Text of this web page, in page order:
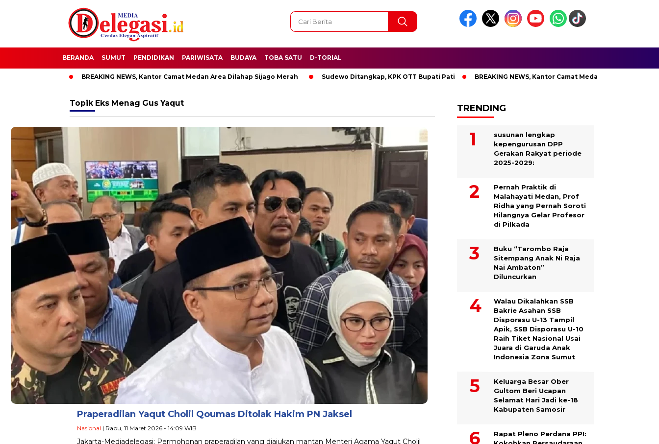
BERANDA SUMUT PENDIDIKAN PARIWISATA BUDAYA TOBA SATU D-TORIAL
BREAKING NEWS, Kantor Camat Medan Area Dilahap Sijago Merah Sudewo Ditangkap, KPK OTT Bupati Pati BREAKING NEWS, Kantor Camat Medan Area Dilahap Sijago
Topik Eks Menag Gus Yaqut
Praperadilan Yaqut Cholil Qoumas Ditolak Hakim PN Jaksel
Nasional | Rabu, 11 Maret 2026 - 14:09 WIB
Jakarta-Mediadelegasi: Permohonan praperadilan yang diajukan mantan Menteri Agama Yaqut Cholil
TRENDING
susunan lengkap
kepengurusan DPP
Gerakan Rakyat periode
2025-2029:
Pernah Praktik di
Malahayati Medan, Prof
Ridha yang Pernah Soroti
Hilangnya Gelar Profesor
di Pilkada
Buku “Tarombo Raja
Sitempang Anak Ni Raja
Nai Ambaton”
Diluncurkan
Walau Dikalahkan SSB
Bakrie Asahan SSB
Disporasu U-13 Tampil
Apik, SSB Disporasu U-10
Raih Tiket Nasional Usai
Juara di Garuda Anak
Indonesia Zona Sumut
Keluarga Besar Ober
Gultom Beri Ucapan
Selamat Hari Jadi ke-18
Kabupaten Samosir
Rapat Pleno Perdana PPI: